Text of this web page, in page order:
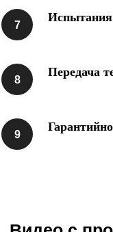
Испытания
Передача
бой